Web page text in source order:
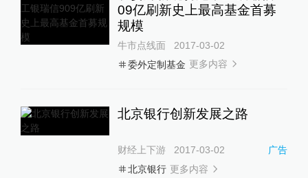
09亿刷新史上最高基金首募
规模
牛市点线面
2017-03-02
委外定制基金 更多内容
北京银行创新发展之路
财经上下游 2017-03-02
广告
北京银行 更多内容